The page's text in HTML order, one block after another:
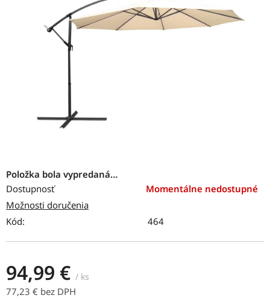
Položka bola vypredaná…
Dostupnosť
Momentálne nedostupné
Možnosti doručenia
Kód:
464
94,99 € / ks
77,23 € bez DPH
hviezdičiek.